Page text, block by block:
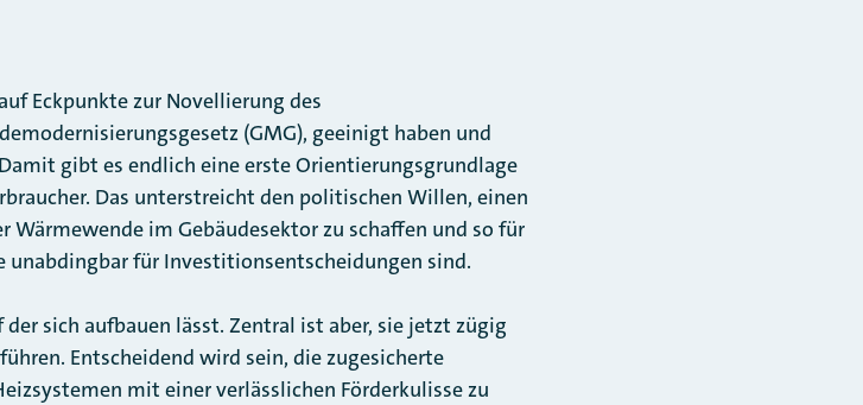
Eckpunkte zur Novellierung des
(GMG), geeinigt haben und
gibt es endlich eine erste Orientierungsgrundlage
Das unterstreicht den politischen Willen, einen
Wärmewende im Gebäudesektor zu schaffen und so für
unabdingbar für Investitionsentscheidungen sind.
sich aufbauen lässt. Zentral ist aber, sie jetzt zügig
Entscheidend wird sein, die zugesicherte
mit einer verlässlichen Förderkulisse zu